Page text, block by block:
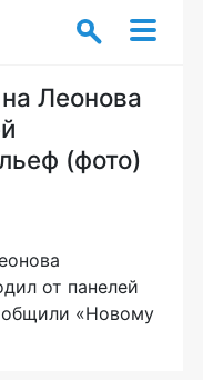
Леонова
(фото)
от панелей
«Новому